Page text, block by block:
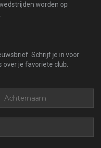
worden op
Schrijf je in voor
je favoriete club.